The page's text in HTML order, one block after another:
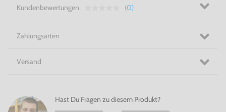
Kundenbewertungen (0)
Zahlungsarten
Versand
Hast Du Fragen zu diesem Produkt?